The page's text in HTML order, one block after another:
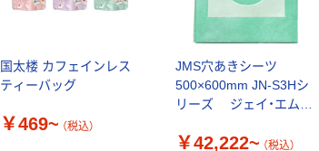
国太楼 カフェインレス
ティーバッグ
￥469~ （税込）
JMS穴あきシーツ
500×600mm JN-S3Hシ
リーズ ジェイ・エム・
￥42,222~ （税込）